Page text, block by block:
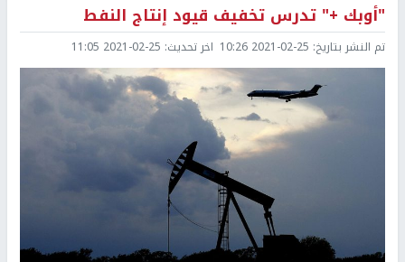
"أوبك +" تدرس تخفيف قيود إنتاج النفط
تم النشر بتاريخ: 2021-02-25 10:26 اخر تحديث: 2021-02-25 11:05